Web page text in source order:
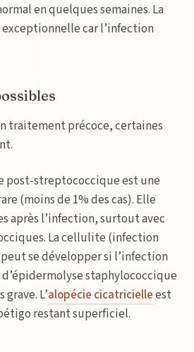
en quelques semaines. La
car l’infection
traitement précoce, certaines
post-streptococcique est une
(moins de 1% des cas). Elle
après l’infection, surtout avec
La cellulite (infection
se développer si l’infection
d’épidermolyse staphylococcique
L’alopécie cicatricielleest
restant superficiel.